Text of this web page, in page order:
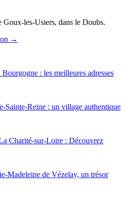
les-Usiers, dans le Doubs.
→
: les meilleures adresses
Sainte-Reine : un village authentique
Charité-sur-Loire : Découvrez
Madeleine de Vézelay, un trésor